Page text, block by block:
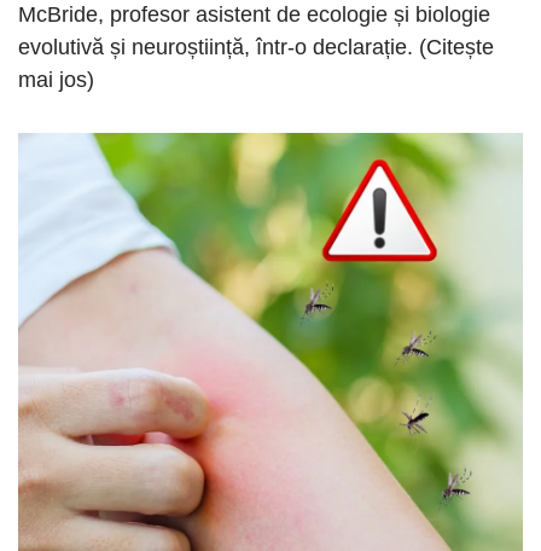
McBride, profesor asistent de ecologie și biologie
evolutivă și neuroștiință, într-o declarație. (Citește
mai jos)